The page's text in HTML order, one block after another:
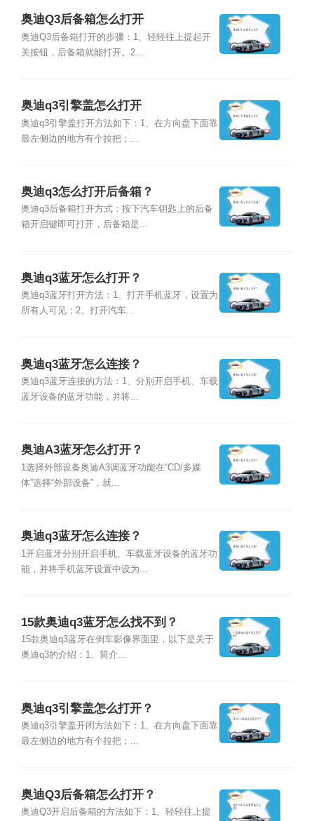
奥迪Q3后备箱怎么打开
奥迪Q3后备箱打开的步骤：1、轻轻往上提起开
关按钮，后备箱就能打开。2...
奥迪q3引擎盖怎么打开
奥迪q3引擎盖打开方法如下：1、在方向盘下面靠
最左侧边的地方有个拉把；...
奥迪q3怎么打开后备箱？
奥迪q3后备箱打开方式：按下汽车钥匙上的后备
箱开启键即可打开，后备箱是...
奥迪q3蓝牙怎么打开？
奥迪q3蓝牙打开方法：1、打开手机蓝牙，设置为
所有人可见；2、打开汽车...
奥迪q3蓝牙怎么连接？
奥迪q3蓝牙连接的方法：1、分别开启手机、车载
蓝牙设备的蓝牙功能，并将...
奥迪A3蓝牙怎么打开？
1选择外部设备奥迪A3调蓝牙功能在“CD/多媒
体”选择“外部设备”，就...
奥迪q3蓝牙怎么连接？
1开启蓝牙分别开启手机、车载蓝牙设备的蓝牙功
能，并将手机蓝牙设置中设为...
15款奥迪q3蓝牙怎么找不到？
15款奥迪q3蓝牙在倒车影像界面里，以下是关于
奥迪q3的介绍：1、简介...
奥迪q3引擎盖怎么打开？
奥迪q3引擎盖开闭方法如下：1、在方向盘下面靠
最左侧边的地方有个拉把；...
奥迪Q3后备箱怎么打开？
奥迪Q3开启后备箱的方法如下：1、轻轻往上提